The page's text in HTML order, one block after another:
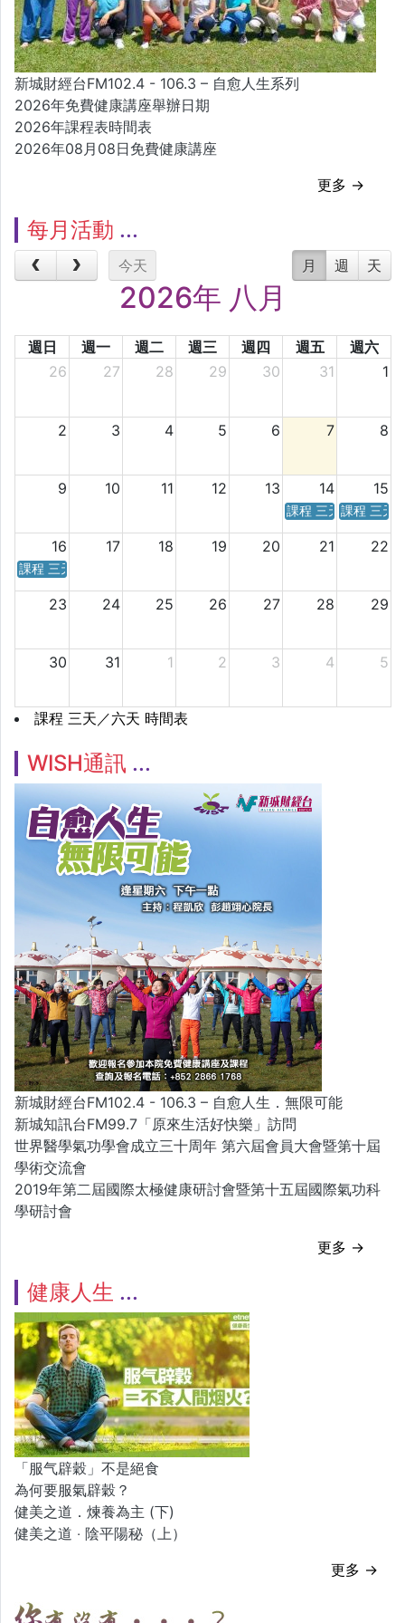
新城財經台FM102.4 - 106.3 – 自愈人生系列
2026年免費健康講座舉辦日期
2026年課程表時間表
2026年08月08日免費健康講座
更多 →
每月活動
今天 月 週 天
2026年 八月
週日 週一 週二 週三 週四 週五
週六
26
27 28 29 30 31 1
2 3 4 5 6 7 8
9 10 11 12 13 14 15
課程 三天／六天 時
課程 三天
16 17 18 19 20 21 22
課程 三天／六天 時間表
23 24 25 26 27 28 29
30 31 1 2 3 4 5
課程 三天／六天 時間表
WISH通訊
新城財經台FM102.4 - 106.3 – 自愈人生．無限可能
新城知訊台FM99.7「原來生活好快樂」訪問
世界醫學氣功學會成立三十周年 第六屆會員大會暨第十屆
學術交流會
2019年第二屆國際太極健康研討會暨第十五屆國際氣功科
學研討會
更多 →
健康人生
「服气辟穀」不是絕食
為何要服氣辟穀？
健美之道．煉養為主 (下)
健美之道 ‧ 陰平陽秘（上）
更多 →